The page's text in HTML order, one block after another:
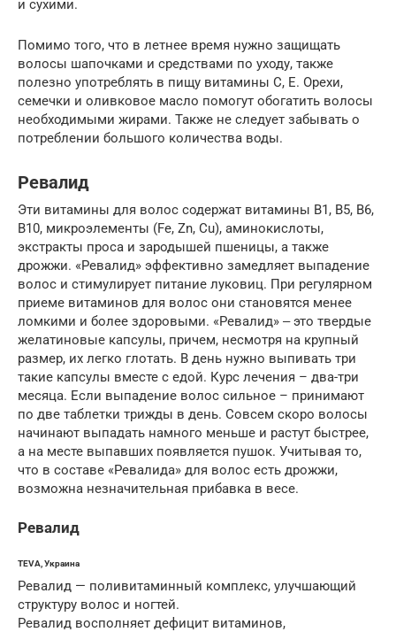
и сухими.
Помимо того, что в летнее время нужно защищать
волосы шапочками и средствами по уходу, также
полезно употреблять в пищу витамины С, Е. Орехи,
семечки и оливковое масло помогут обогатить волосы
необходимыми жирами. Также не следует забывать о
потреблении большого количества воды.
Ревалид
Эти витамины для волос содержат витамины В1, В5, В6,
В10, микроэлементы (Fe, Zn, Cu), аминокислоты,
экстракты проса и зародышей пшеницы, а также
дрожжи. «Ревалид» эффективно замедляет выпадение
волос и стимулирует питание луковиц. При регулярном
приеме витаминов для волос они становятся менее
ломкими и более здоровыми. «Ревалид» ‒ это твердые
желатиновые капсулы, причем, несмотря на крупный
размер, их легко глотать. В день нужно выпивать три
такие капсулы вместе с едой. Курс лечения – два-три
месяца. Если выпадение волос сильное – принимают
по две таблетки трижды в день. Совсем скоро волосы
начинают выпадать намного меньше и растут быстрее,
а на месте выпавших появляется пушок. Учитывая то,
что в составе «Ревалида» для волос есть дрожжи,
возможна незначительная прибавка в весе.
Ревалид
TEVA, Украина
Ревалид — поливитаминный комплекс, улучшающий
структуру волос и ногтей.
Ревалид восполняет дефицит витаминов,